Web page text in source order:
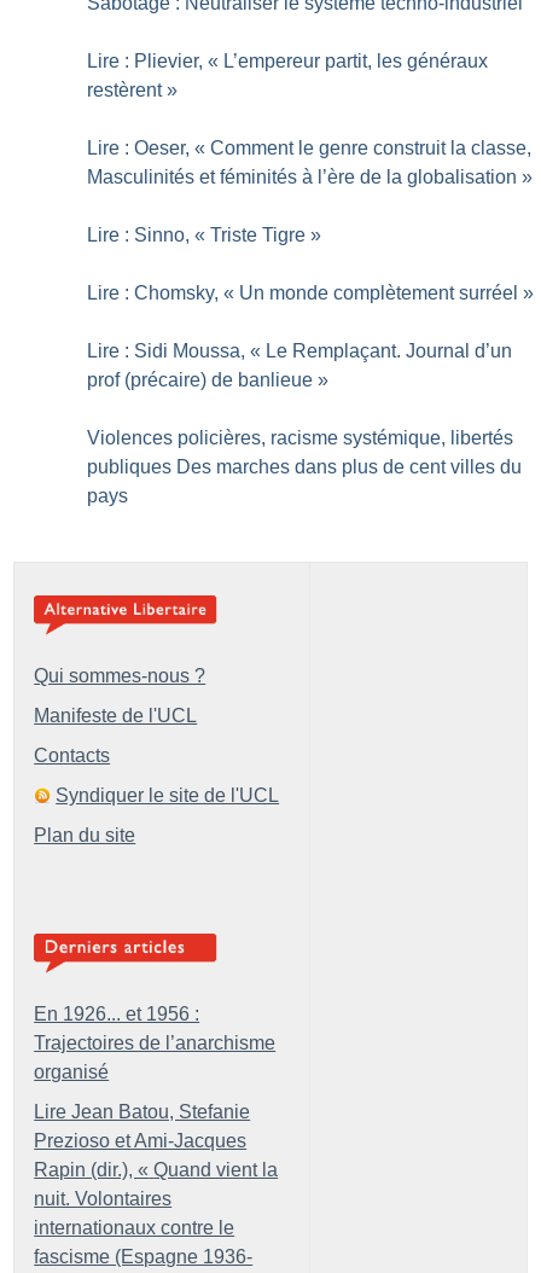
Lire : Plievier, « L’empereur partit, les généraux
restèrent »
Lire : Oeser, « Comment le genre construit la classe,
Masculinités et féminités à l’ère de la globalisation »
Lire : Sinno, « Triste Tigre »
Lire : Chomsky, « Un monde complètement surréel »
Lire : Sidi Moussa, « Le Remplaçant. Journal d’un
prof (précaire) de banlieue »
Violences policières, racisme systémique, libertés
publiques Des marches dans plus de cent villes du
pays
Qui sommes-nous ?
Manifeste de l'UCL
Contacts
Syndiquer le site de l'UCL
Plan du site
En 1926... et 1956 :
Trajectoires de l’anarchisme
organisé
Lire Jean Batou, Stefanie
Prezioso et Ami-Jacques
Rapin (dir.), « Quand vient la
nuit. Volontaires
internationaux contre le
fascisme (Espagne 1936-